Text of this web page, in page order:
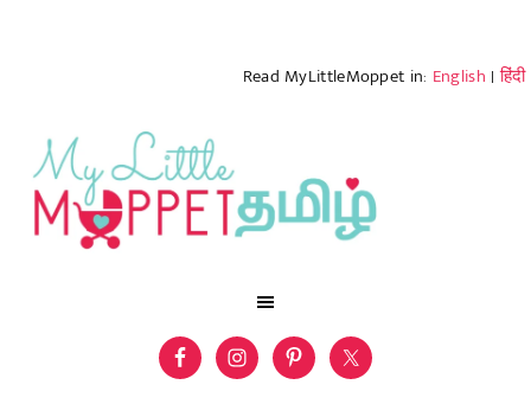
Read MyLittleMoppet in: English |हिंदी